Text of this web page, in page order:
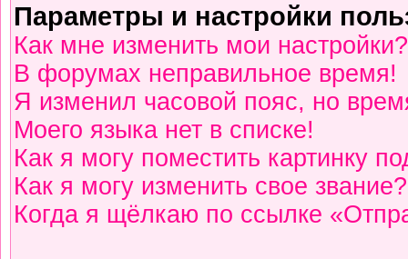
Параметры и настройки
Как мне изменить мои настройки?
В форумах неправильное время!
Я изменил часовой пояс, но
Моего языка нет в списке!
Как я могу поместить картинку
Как я могу изменить свое звание?
Когда я щёлкаю по ссылке